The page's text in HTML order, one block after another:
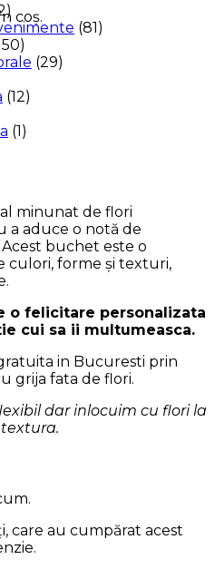
coș.
(81)
(29)
(12)
(1)
minunat de flori
a aduce o notă de
buchet este o
culori, forme și texturi,
o felicitare personalizata
cui sa ii multumeasca.
in Bucuresti prin
grija fata de flori.
dar inlocuim cu flori la
care au cumpărat acest